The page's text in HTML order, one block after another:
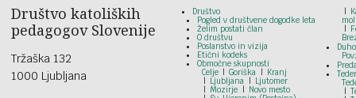
Društvo katoliških
pedagogov Slovenije
Tržaška 132
1000 Ljubljana
Društvo
Pogled v društvene dogodke leta
Želim postati član
O društvu
Poslanstvo in vizija
Etični kodeks
Območne skupnosti
Celje
Goriška
Kranj
Ljubljana
Ljutomer
Mozirje
Novo mesto